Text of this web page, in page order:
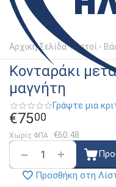
Αρχική Σελίδα / Ιστοί -
Κονταράκι
μαγνήτη
Γράψτε μια
€7500
Χωρίς ΦΠΑ : €60.48
+
−
Προσθήκη στη